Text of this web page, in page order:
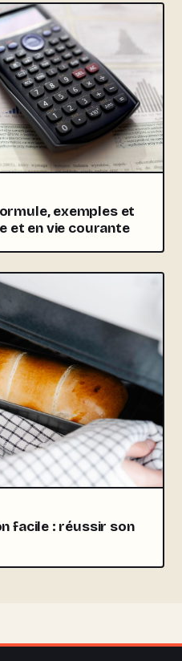
exemples et
et en vie courante
facile : réussir son